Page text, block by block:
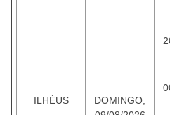
ILHÉUS
DOMINGO,